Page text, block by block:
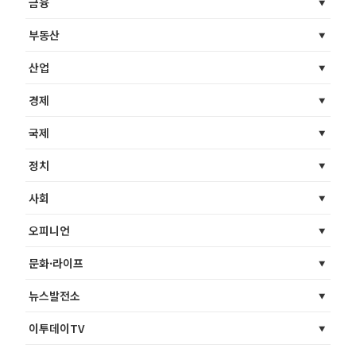
부동산
산업
경제
국제
정치
사회
오피니언
문화·라이프
뉴스발전소
이투데이TV